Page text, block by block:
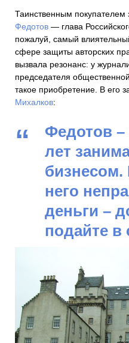
Таинственным покупателем
Федотов — глава
пожалуй, самый
сфере защиты авторских
вызвала резонанс: у
председателя
такое приобретение. В его
Михалков:
Федотов –
лет
него
деньги –
подайте в